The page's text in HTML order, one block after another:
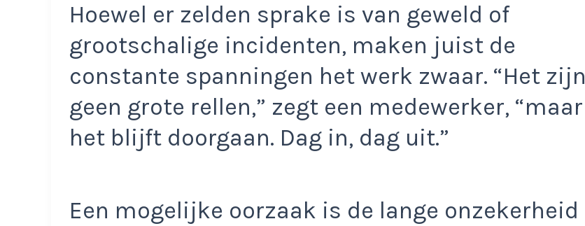
Hoewel er zelden sprake is van geweld of
grootschalige incidenten, maken juist de
constante spanningen het werk zwaar. “Het zijn
geen grote rellen,” zegt een medewerker, “maar
het blijft doorgaan. Dag in, dag uit.”
Een mogelijke oorzaak is de lange onzekerheid